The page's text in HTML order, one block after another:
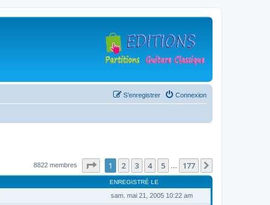
Connexion
S’enregistrer
8822 membres Page sur177
1 2 3 4 5 177
ENREGISTRÉ LE
sam. mai 21, 2005 10:22 am